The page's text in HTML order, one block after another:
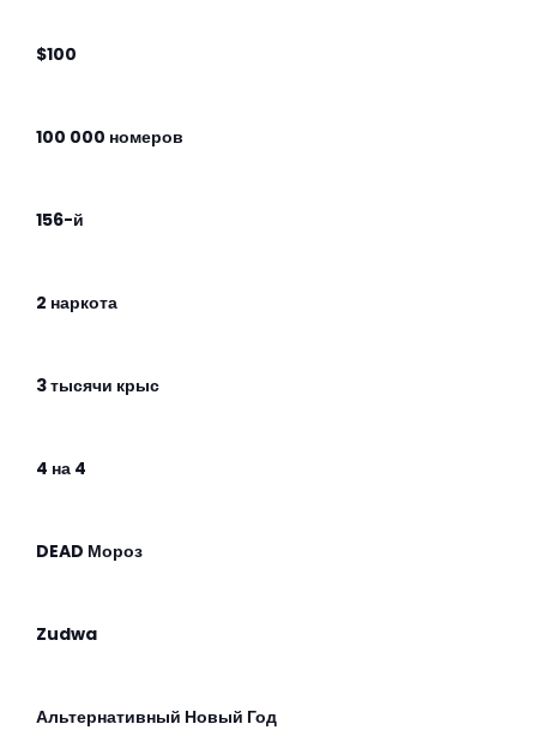
$100
100 000 номеров
156-й
2 наркота
3 тысячи крыс
4 на 4
DEAD Мороз
Zudwa
Альтернативный Новый Год